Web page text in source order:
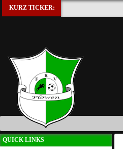
KURZ TICKER:
QUICK LINKS